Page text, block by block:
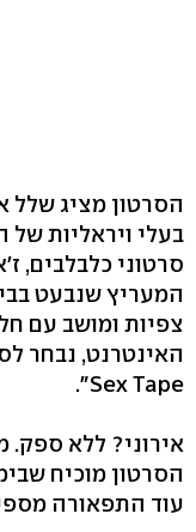
הסרטון מציג שלל
בעלי ויראליות
סרטוני כלבלבים,
המעריץ שנבעט
צפיות ומושב עם
Sex Tape".
אירוני? ללא ספק.
הסרטון מוכיח
עוד התפאורה